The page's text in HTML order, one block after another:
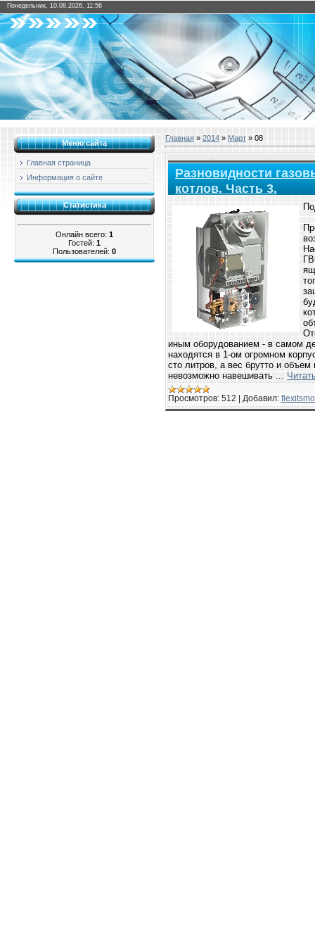
Понедельник, 10.08.2026, 11:56
Меню сайта
Главная страница
Информация о сайте
Статистика
Онлайн всего: 1
Гостей: 1
Пользователей: 0
Главная » 2014 » Март » 08
Разновидности
котлов. Часть 3.
иным оборудованием - в самом
находятся в 1-ом огромном
сто литров, а вес брутто и
невозможно навешивать
Просмотров: 512 | Добавил: